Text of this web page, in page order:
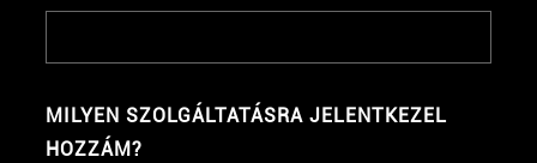
MILYEN SZOLGÁLTATÁSRA JELENTKEZEL
HOZZÁM?